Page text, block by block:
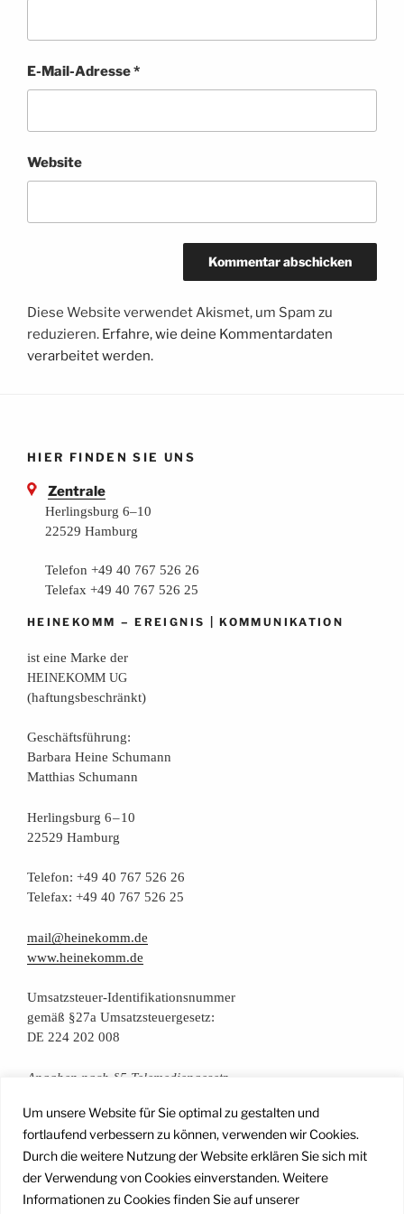
Um unsere Website für Sie optimal zu gestalten und
fortlaufend verbessern zu können, verwenden wir Cookies.
Durch die weitere Nutzung der Website erklären Sie sich mit
der Verwendung von Cookies einverstanden. Weitere
Informationen zu Cookies finden Sie auf unserer
E-Mail-Adresse*
Website
Diese Website verwendet Akismet, um Spam zu
reduzieren. Erfahre, wie deine Kommentardaten
verarbeitet werden.
HIER FINDEN SIE UNS
Zentrale
Herlingsburg 6–10
22529 Hamburg
Telefon +49 40 767 526 26
Telefax +49 40 767 526 25
HEINEKOMM –EREIGNIS |KOMMUNIKATION
ist eine Mar­ke der
HEINEKOMM UG
(haf­tungs­be­schränkt)
Geschäfts­füh­rung:
Bar­ba­ra Hei­ne Schumann
Mat­thi­as Schumann
Her­lings­burg 6 – 10
22529 Hamburg
Tele­fon: +49 40 767 526 26
Tele­fax: +49 40 767 526 25
mail@heinekomm.de
www.heinekomm.de
Umsatz­steu­er-Iden­ti­fi­ka­ti­ons­num­mer
gemäß §27a Umsatzsteuergesetz:
DE 224 202 008
Anga­ben nach §5 Telemediengesetz
Daten­schutz­er­klä­rung
FacebookInstagramYouTubeMail